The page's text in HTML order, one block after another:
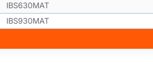
IBS630MAT
IBS930MAT